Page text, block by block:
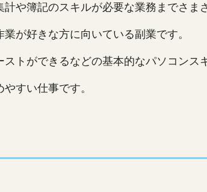
や簿記のスキルが必要な業務までさま
が好きな方に向いている副業です。
トができるなどの基本的なパソコンス
すい仕事です。